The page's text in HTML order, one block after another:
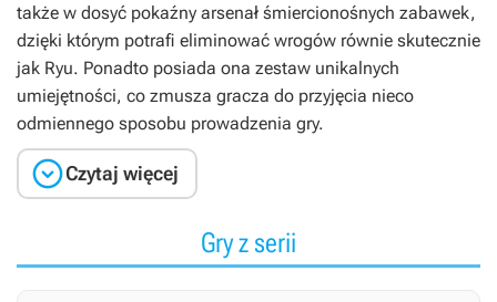
także w dosyć pokaźny arsenał śmiercionośnych zabawek,
dzięki którym potrafi eliminować wrogów równie skutecznie
jak Ryu. Ponadto posiada ona zestaw unikalnych
umiejętności, co zmusza gracza do przyjęcia nieco
odmiennego sposobu prowadzenia gry.
Czytaj więcej
Gry z serii